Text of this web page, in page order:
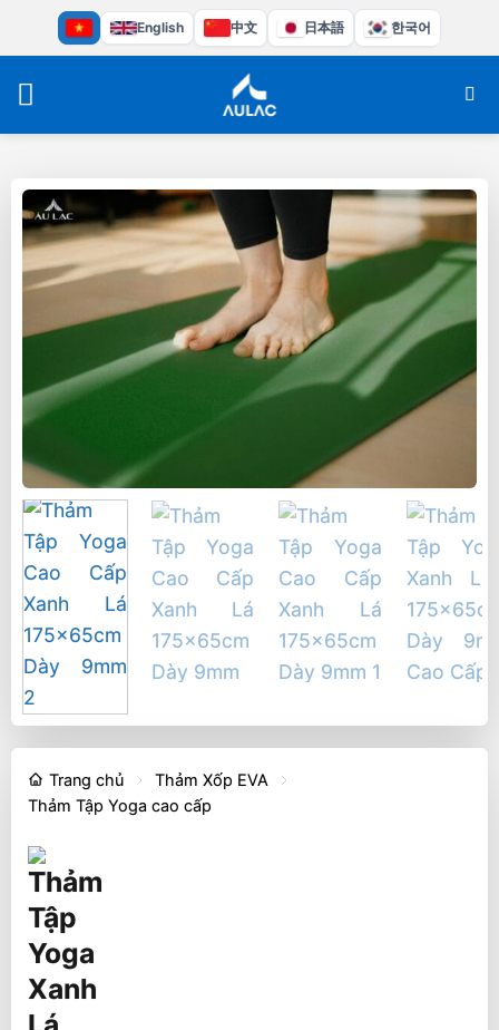
dung
English 中文 日本語 한국어
Trang chủ
Thảm Xốp EVA
Thảm Tập Yoga cao cấp